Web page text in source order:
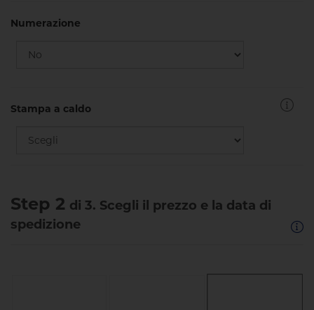
Numerazione
Stampa a caldo
Step 2 di 3. Scegli il prezzo e la data di
spedizione